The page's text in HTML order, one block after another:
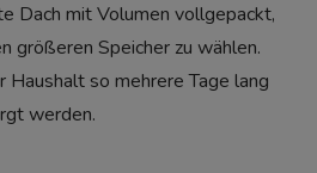
Dach mit Volumen vollgepackt,
größeren Speicher zu wählen.
Haushalt so mehrere Tage lang
werden.